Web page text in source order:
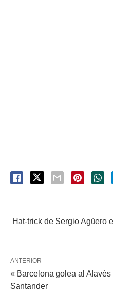
Hat-trick de Sergio Agüero
ANTERIOR
« Barcelona golea al
Santander